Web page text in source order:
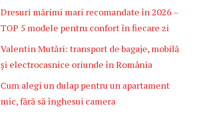
Dresuri mărimi mari recomandate în 2026 –
TOP 5 modele pentru confort în fiecare zi
Valentin Mutări: transport de bagaje, mobilă
și electrocasnice oriunde în România
Cum alegi un dulap pentru un apartament
mic, fără să înghesui camera